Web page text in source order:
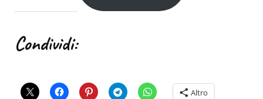
Condividi:
Altro